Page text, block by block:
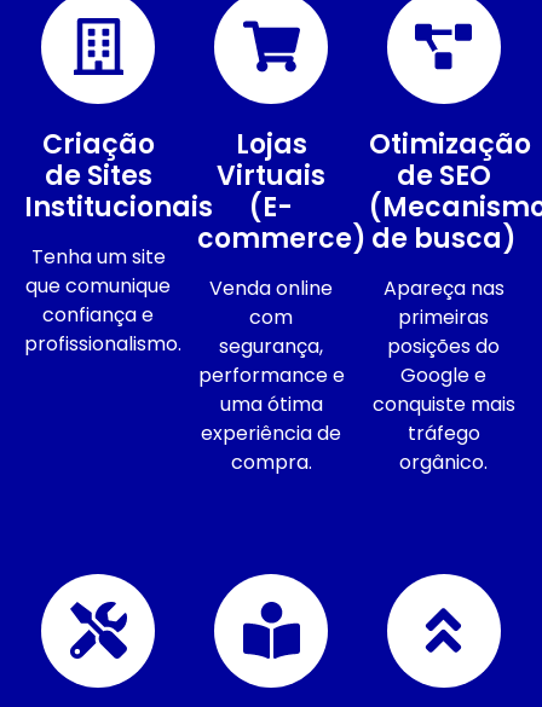
Criação
de Sites
Institucionais
Tenha um site
que comunique
confiança e
profissionalismo.
Lojas
Virtuais
(E-
commerce)
Venda online
com
segurança,
performance e
uma ótima
experiência de
compra.
Otimização
de SEO
de busca)
Apareça nas
primeiras
posições do
Google e
conquiste mais
tráfego
orgânico.